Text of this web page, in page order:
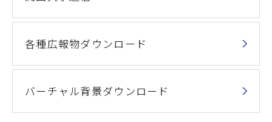
各種広報物ダウンロード
バーチャル背景ダウンロード